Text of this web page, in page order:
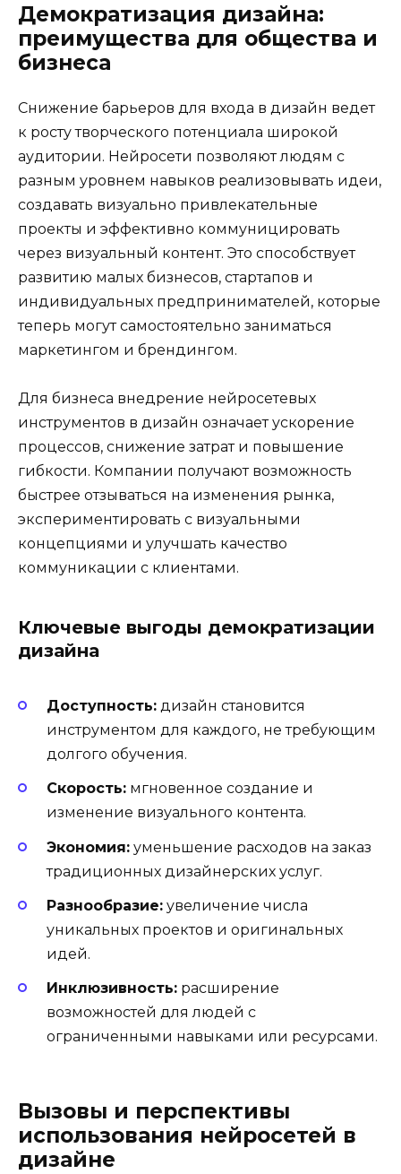
Демократизация дизайна:
преимущества для общества и
бизнеса
Снижение барьеров для входа в дизайн ведет
к росту творческого потенциала широкой
аудитории. Нейросети позволяют людям с
разным уровнем навыков реализовывать идеи,
создавать визуально привлекательные
проекты и эффективно коммуницировать
через визуальный контент. Это способствует
развитию малых бизнесов, стартапов и
индивидуальных предпринимателей, которые
теперь могут самостоятельно заниматься
маркетингом и брендингом.
Для бизнеса внедрение нейросетевых
инструментов в дизайн означает ускорение
процессов, снижение затрат и повышение
гибкости. Компании получают возможность
быстрее отзываться на изменения рынка,
экспериментировать с визуальными
концепциями и улучшать качество
коммуникации с клиентами.
Ключевые выгоды демократизации
дизайна
Доступность: дизайн становится
инструментом для каждого, не требующим
долгого обучения.
Скорость: мгновенное создание и
изменение визуального контента.
Экономия: уменьшение расходов на заказ
традиционных дизайнерских услуг.
Разнообразие: увеличение числа
уникальных проектов и оригинальных
идей.
Инклюзивность: расширение
возможностей для людей с
ограниченными навыками или ресурсами.
Вызовы и перспективы
использования нейросетей в
дизайне